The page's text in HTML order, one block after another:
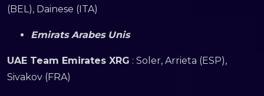
(BEL), Dainese (ITA)
Emirats Arabes Unis
UAE Team Emirates XRG : Soler, Arrieta (ESP),
Sivakov (FRA)